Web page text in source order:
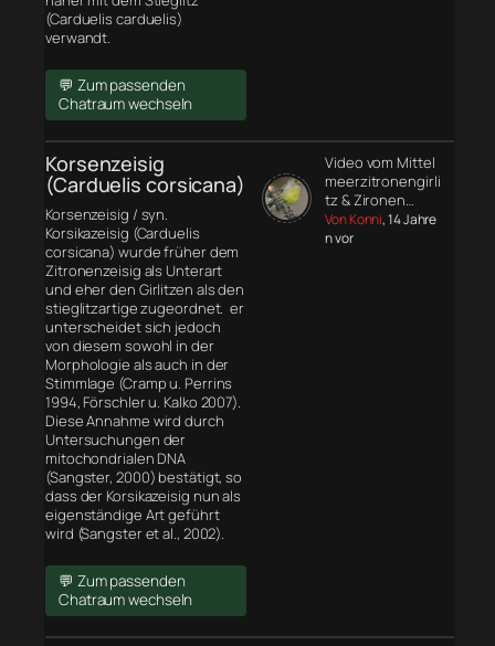
(Carduelis carduelis)
verwandt.
💬 Zum passenden
Chatraum wechseln
Korsenzeisig
(Carduelis corsicana)
Korsenzeisig / syn.
Korsikazeisig (Carduelis
corsicana) wurde früher dem
Zitronenzeisig als Unterart
und eher den Girlitzen als den
stieglitzartige zugeordnet. er
unterscheidet sich jedoch
von diesem sowohl in der
Morphologie als auch in der
Stimmlage (Cramp u. Perrins
1994, Förschler u. Kalko 2007).
Diese Annahme wird durch
Untersuchungen der
mitochondrialen DNA
(Sangster, 2000) bestätigt, so
dass der Korsikazeisig nun als
eigenständige Art geführt
wird (Sangster et al., 2002).
💬 Zum passenden
Chatraum wechseln
Video vom Mittel
meerzitronengirli
tz & Zironen…
Von Konni, 14 Jahre
n vor